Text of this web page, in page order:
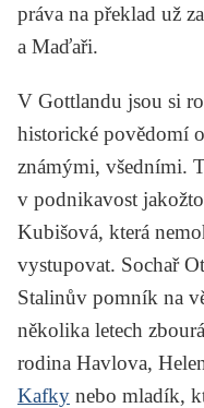
práva na překlad už
a Maďaři.
V Gottlandu jsou si
historické povědomí
známými, všedními.
v podnikavost
Kubišová, která
vystupovat. Sochař
Stalinův pomník na
několika letech
rodina Havlova,
Kafky nebo mladík,